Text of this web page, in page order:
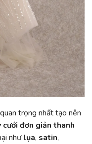
trọng nhất tạo nên
cưới đơn giản thanh
nhưlụa, satin,